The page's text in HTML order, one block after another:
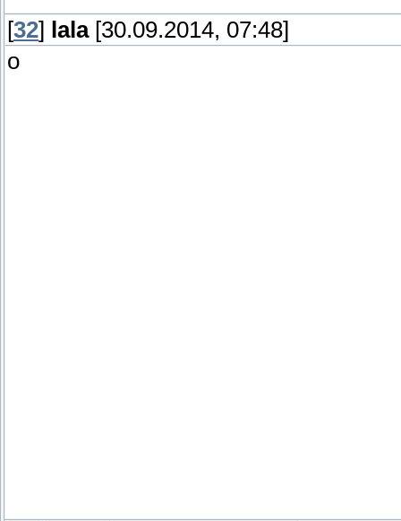
[32] lala[30.09.2014, 07:48]
о